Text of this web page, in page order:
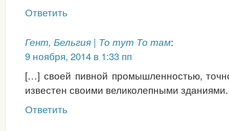
Ответить
Гент, Бельгия | То тут То там:
9 ноября, 2014 в 1:33 пп
[…] своей пивной промышленностью,
известен своими великолепными
Ответить